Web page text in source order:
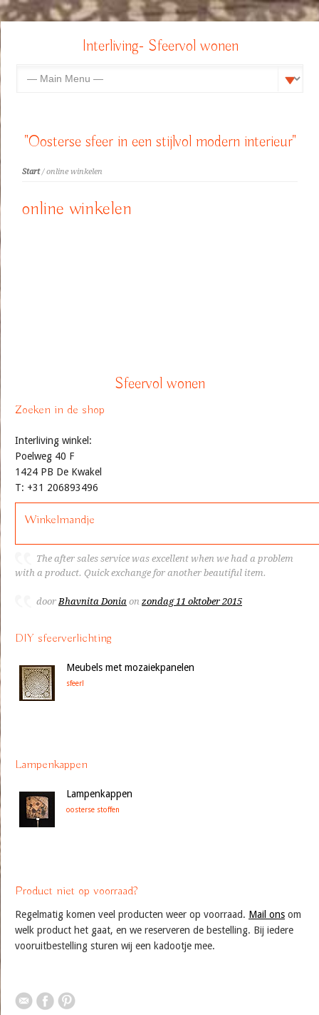
Interliving- Sfeervol wonen
"Oosterse sfeer in een stijlvol modern interieur"
Start/ online winkelen
online winkelen
Sfeervol wonen
Zoeken in de shop
Interliving winkel:
Poelweg 40 F
1424 PB De Kwakel
T: +31 206893496
Winkelmandje
The after sales service was excellent when we had a problem
with a product. Quick exchange for another beautiful item.
doorBhavnita Donia on zondag 11 oktober 2015
DIY sfeerverlichting
Meubels met mozaiekpanelen
sfeer!
Lampenkappen
Lampenkappen
oosterse stoffen
Product niet op voorraad?
Regelmatig komen veel producten weer op voorraad. Mail ons om
welk product het gaat, en we reserveren de bestelling. Bij iedere
vooruitbestelling sturen wij een kadootje mee.